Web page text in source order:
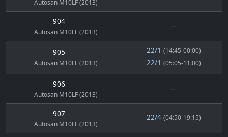
Autosan M10LF (2013)
904
Autosan M10LF (2013)
---
905
Autosan M10LF (2013)
22/1 (14:45-00:00)
22/1 (05:05-11:00)
906
Autosan M10LF (2013)
---
907
Autosan M10LF (2013)
22/4 (04:50-19:15)